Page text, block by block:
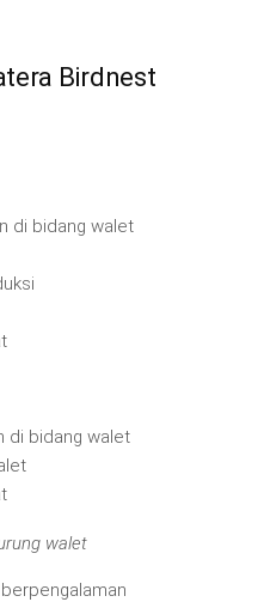
Birdnest
di bidang walet
di bidang walet
walet